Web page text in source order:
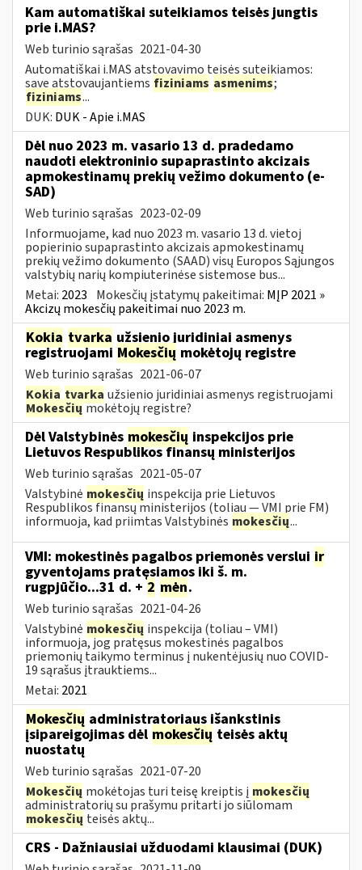
Kam automatiškai suteikiamos teisės jungtis
prie i.MAS?
Web turinio sąrašas 2021-04-30
Automatiškai i.MAS atstovavimo teisės suteikiamos:
save atstovaujantiems fiziniams asmenims;
fiziniams...
DUK: DUK - Apie i.MAS
Dėl nuo 2023 m. vasario 13 d. pradedamo
naudoti elektroninio supaprastinto akcizais
apmokestinamų prekių vežimo dokumento (e-
SAD)
Web turinio sąrašas 2023-02-09
Informuojame, kad nuo 2023 m. vasario 13 d. vietoj
popierinio supaprastinto akcizais apmokestinamų
prekių vežimo dokumento (SAAD) visų Europos Sąjungos
valstybių narių kompiuterinėse sistemose bus...
Metai: 2023 Mokesčių įstatymų pakeitimai: MĮP 2021 »
Akcizų mokesčių pakeitimai nuo 2023 m.
Kokia tvarka užsienio juridiniai asmenys
registruojami Mokesčių mokėtojų registre
Web turinio sąrašas 2021-06-07
Kokia tvarka užsienio juridiniai asmenys registruojami
Mokesčiųmokėtojų registre?
Dėl Valstybinės mokesčių inspekcijos prie
Lietuvos Respublikos finansų ministerijos
Web turinio sąrašas 2021-05-07
Valstybinė mokesčių inspekcija prie Lietuvos
Respublikos finansų ministerijos (toliau — VMI prie FM)
informuoja, kad priimtas Valstybinės mokesčių...
VMI: mokestinės pagalbos priemonės verslui ir
gyventojams pratęsiamos iki š. m.
rugpjūčio...31 d. + 2 mėn.
Web turinio sąrašas 2021-04-26
Valstybinė mokesčių inspekcija (toliau – VMI)
informuoja, jog pratęsus mokestinės pagalbos
priemonių taikymo terminus į nukentėjusių nuo COVID-
19 sąrašus įtrauktiems...
Metai: 2021
Mokesčių administratoriaus išankstinis
įsipareigojimas dėl mokesčių teisės aktų
nuostatų
Web turinio sąrašas 2021-07-20
Mokesčių mokėtojas turi teisę kreiptis į mokesčių
administratorių su prašymu pritarti jo siūlomam
mokesčių teisės aktų...
CRS - Dažniausiai užduodami klausimai (DUK)